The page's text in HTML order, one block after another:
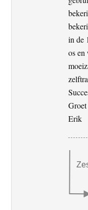
in de
os en
Groet
Erik